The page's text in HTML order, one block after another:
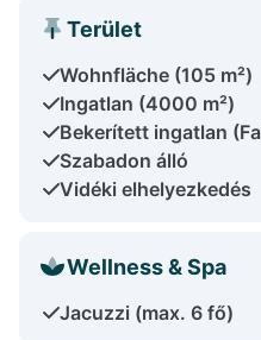
Terület
Wohnfläche (105 m²)
Ingatlan (4000 m²)
Bekerített ingatlan
Szabadon álló
Vidéki elhelyezkedés
Wellness & Spa
Jacuzzi (max. 6 fő)